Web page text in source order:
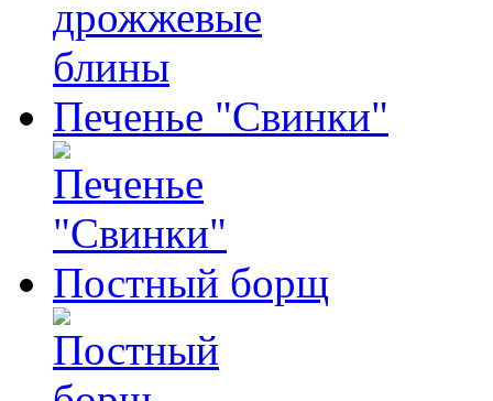
Печенье "Свинки"
Постный борщ